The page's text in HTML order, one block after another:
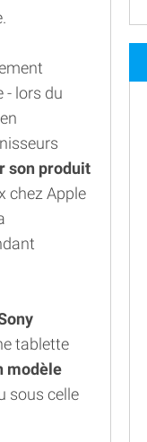
- lors du
son produit
chez Apple
tablette
modèle
sous celle